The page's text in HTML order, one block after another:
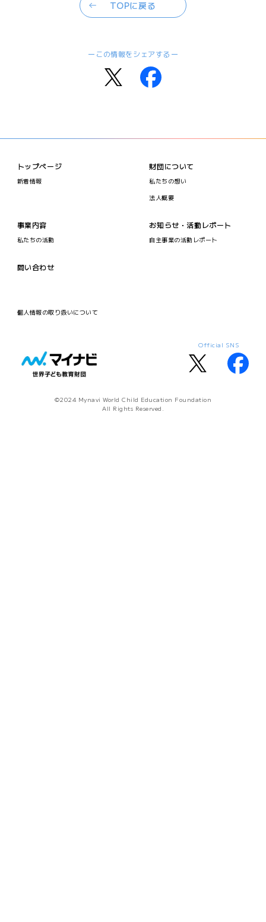
TOPに戻る
この情報をシェアする
トップページ
新着情報
財団について
私たちの想い
法人概要
事業内容
私たちの活動
お知らせ・活動レポート
自主事業の活動レポート
問い合わせ
個人情報の取り扱いについて
Official SNS
©2024 Mynavi World Child Education Foundation
All Rights Reserved.